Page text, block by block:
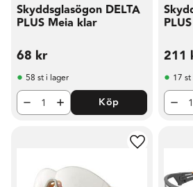
Skyddsglasögon DELTA
PLUS Meia klar
68 kr
58 st i lager
Köp
211
17
Lägg till i